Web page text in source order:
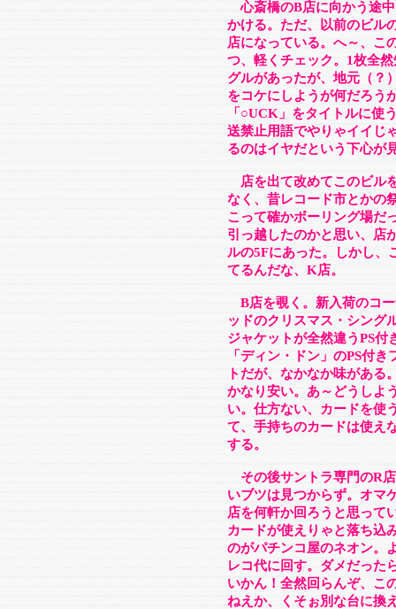
心斎橋のB店に向かう途
かける。ただ、以前のビル
店になっている。へ～、こ
つ、軽くチェック。1枚全
グルがあったが、地元（？
をコケにしようが何だろう
「○UCK」をタイトルに使
送禁止用語でやりゃイイじ
るのはイヤだという下心が
店を出て改めてこのビル
なく、昔レコード市とかの
こって確かボーリング場だ
引っ越したのかと思い、店
ルの5Fにあった。しかし、
てるんだな、K店。
B店を覗く。新入荷のコ
ッドのクリスマス・シング
ジャケットが全然違うPS
「ディン・ドン」のPS付
トだが、なかなか味があ
かなり安い。あ～どうしよ
い。仕方ない、カードを使
て、手持ちのカードは使え
する。
その後サントラ専門のR
いブツは見つからず。オマ
店を何軒か回ろうと思って
カードが使えりゃと落ち込
のがパチンコ屋のネオン。
レコ代に回す。ダメだった
いかん！全然回らんぞ、こ
ねえか、くそぉ別な台に換